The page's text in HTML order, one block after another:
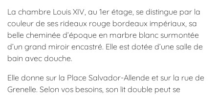
La chambre Louis XIV, au 1er étage, se distingue par la
couleur de ses rideaux rouge bordeaux impériaux, sa
belle cheminée d’époque en marbre blanc surmontée
d’un grand miroir encastré. Elle est dotée d’une salle de
bain avec douche.
Elle donne sur la Place Salvador-Allende et sur la rue de
Grenelle. Selon vos besoins, son lit double peut se